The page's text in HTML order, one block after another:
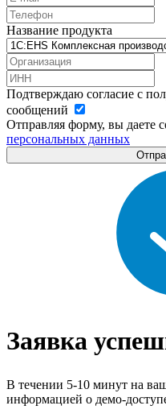
Название продукта
Подтверждаю согласие с
сообщений
Отправляя форму, вы даете
персональных данных
Заявка
В течении 5-10 минут на
информацией о демо-